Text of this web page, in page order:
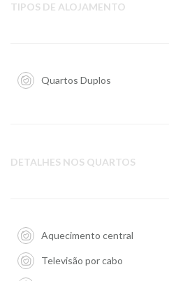
TIPOS DE ALOJAMENTO
Quartos Duplos
DETALHES NOS QUARTOS
Aquecimento central
Televisão por cabo